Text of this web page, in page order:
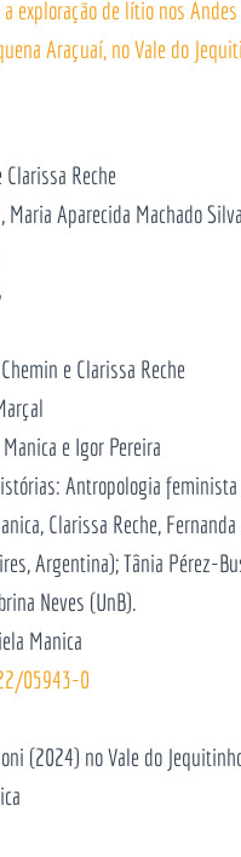
exploração de lítio nos
Araçuaí, no Vale do
Reche
Aparecida Machado Silva
e Clarissa Reche
e Igor Pereira
Antropologia
Clarissa Reche,
Argentina); Tânia Pérez-
Neves (UnB).
Manica
05943-0
(2024) no Vale do